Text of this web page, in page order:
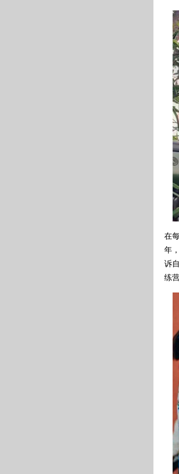
在
年
诉
练